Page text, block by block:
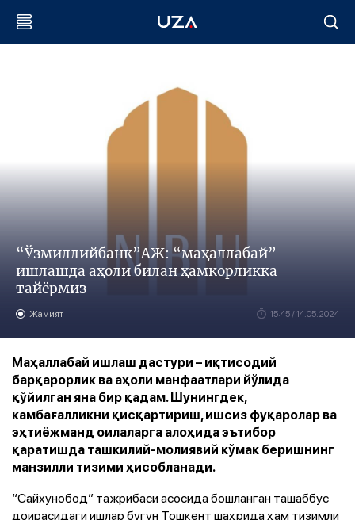
“Ўзмиллийбанк”АЖ: “маҳаллабай”
ишлашда аҳоли билан ҳамкорликка
тайёрмиз
Жамият 15:45 / 14.05.2024
Маҳаллабай ишлаш дастури – иқтисодий
барқарорлик ва аҳоли манфаатлари йўлида
қўйилган яна бир қадам. Шунингдек,
камбағалликни қисқартириш, ишсиз фуқаролар ва
эҳтиёжманд оилаларга алоҳида эътибор
қаратишда ташкилий-молиявий кўмак беришнинг
манзилли тизими ҳисобланади.
“Сайхунобод” тажрибаси асосида бошланган ташаббус
доирасидаги ишлар бугун Тошкент шаҳрида ҳам тизимли